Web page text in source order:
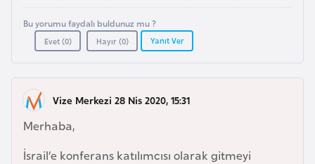
Bu yorumu faydalı buldunuz mu ?
Evet (0) Hayır (0) Yanıt Ver
Vize Merkezi 28 Nis 2020, 15:31
Merhaba,
İsrail’e konferans katılımcısı olarak gitmeyi
A
z
r
b
a
y
a